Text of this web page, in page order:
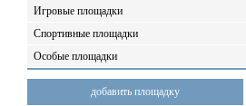
Игровые площадки
Спортивные площадки
Особые площадки
добавить площадку